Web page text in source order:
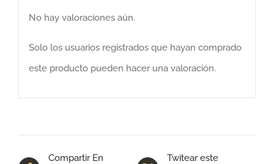
No hay valoraciones aún.
Solo los usuarios registrados que hayan comprado
este producto pueden hacer una valoración.
Compartir En
Twitear este